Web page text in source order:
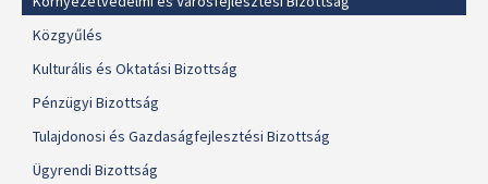
Közgyűlés
Kulturális és Oktatási Bizottság
Pénzügyi Bizottság
Tulajdonosi és Gazdaságfejlesztési Bizottság
Ügyrendi Bizottság